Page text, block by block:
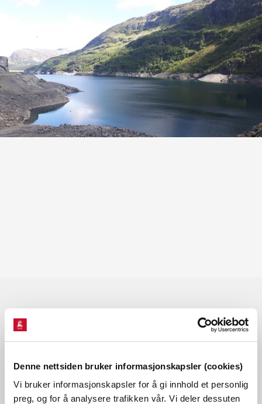
Denne nettsiden bruker informasjonskapsler (cookies)
Vi bruker informasjonskapsler for å gi innhold et personlig
preg, og for å analysere trafikken vår. Vi deler dessuten
Les også